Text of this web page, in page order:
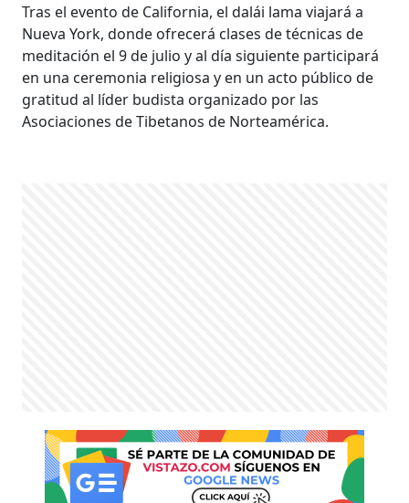
Tras el evento de California, el dalái lama viajará a
Nueva York, donde ofrecerá clases de técnicas de
meditación el 9 de julio y al día siguiente participará
en una ceremonia religiosa y en un acto público de
gratitud al líder budista organizado por las
Asociaciones de Tibetanos de Norteamérica.